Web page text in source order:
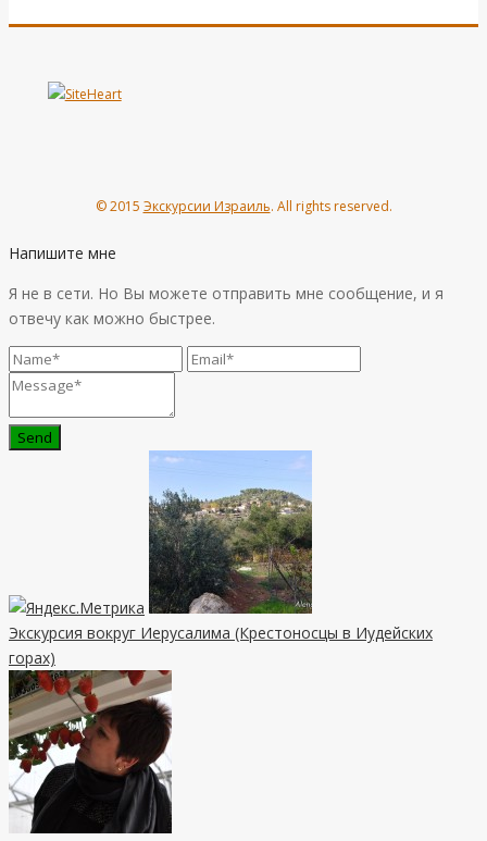
© 2015 Экскурсии Израиль. All rights reserved.
Напишите мне
Я не в сети. Но Вы можете отправить мне сообщение, и я
отвечу как можно быстрее.
Send
Экскурсия вокруг Иерусалима (Крестоносцы в Иудейских
горах)